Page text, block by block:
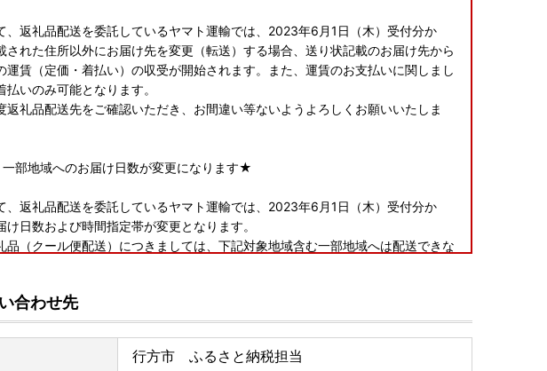
、返礼品配送を委託しているヤマト運輸では、2023年6月1日（木）受付分か
された住所以外にお届け先を変更（転送）する場合、送り状記載のお届け先から
運賃（定価・着払い）の収受が開始されます。また、運賃のお支払いに関しまし
いのみ可能となります。
返礼品配送先をご確認いただき、お間違い等ないようよろしくお願いいたしま
部地域へのお届け日数が変更になります★
、返礼品配送を委託しているヤマト運輸では、2023年6月1日（木）受付分か
け日数および時間指定帯が変更となります。
品（クール便配送）につきましては、下記対象地域含む一部地域へは配送できな
のみ対象）、広島県（福山市のみ対象）、鳥取県、岡山県、徳島県、香川県、
合わせ先
行方市 ふるさと納税担当